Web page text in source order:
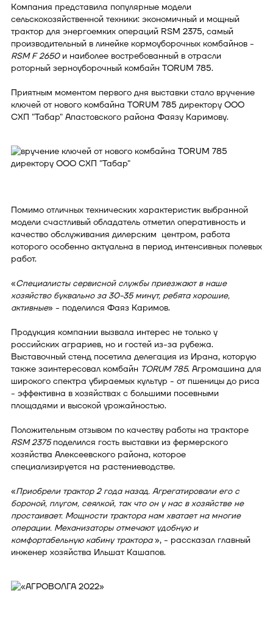
Компания представила популярные модели
сельскохозяйственной техники: экономичный и мощный
трактор для энергоемких операций RSM 2375, самый
производительный в линейке кормоуборочных комбайнов -
RSM F 2650и наиболее востребованный в отрасли
роторный зерноуборочный комбайн TORUM 785.
Приятным моментом первого дня выставки стало вручение
ключей от нового комбайна TORUM 785 директору ООО
СХП "Табар" Апастовского района Фаязу Каримову.
Помимо отличных технических характеристик выбранной
модели счастливый обладатель отметил оперативность и
качество обслуживания дилерским центром, работа
которого особенно актуальна в период интенсивных полевых
работ.
«Специалисты сервисной службы приезжают в наше
хозяйство буквально за 30-35 минут, ребята хорошие,
активные» - поделился Фаяз Каримов.
Продукция компании вызвала интерес не только у
российских аграриев, но и гостей из-за рубежа.
Выставочный стенд посетила делегация из Ирана, которую
также заинтересовал комбайн TORUM 785. Агромашина для
широкого спектра убираемых культур - от пшеницы до риса
- эффективна в хозяйствах с большими посевными
площадями и высокой урожайностью.
Положительным отзывом по качеству работы на тракторе
RSM 2375поделился гость выставки из фермерского
хозяйства Алексеевского района, которое
специализируется на растениеводстве.
«Приобрели трактор 2 года назад. Агрегатировали его с
бороной, плугом, сеялкой, так что он у нас в хозяйстве не
простаивает. Мощности трактора нам хватает на многие
операции. Механизаторы отмечают удобную и
комфортабельную кабину трактора», - рассказал главный
инженер хозяйства Ильшат Кашапов.